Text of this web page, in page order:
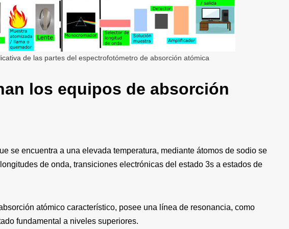
de las partes del espectrofotómetro de absorción atómica
los equipos de absorción
se encuentra a una elevada temperatura, mediante átomos de sodio se
de onda, transiciones electrónicas del estado 3s a estados de
atómico característico, posee una línea de resonancia, como
fundamental a niveles superiores.